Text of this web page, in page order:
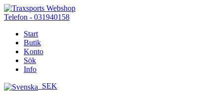
Telefon - 031940158
Start
Butik
Konto
Sök
Info
SEK